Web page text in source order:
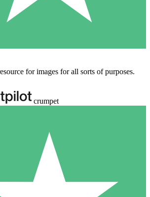
for images for all sorts of purposes.
crumpet